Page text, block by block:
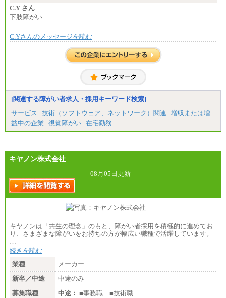
C.Y さん
下肢障がい
C.Yさんのメッセージを読む
[関連する障がい者求人・採用キーワード検索]
サービス
技術（ソフトウェア、ネットワーク）関連
増収または増
益中の企業
視覚障がい 在宅勤務
キヤノン株式会社
08月05日更新
キヤノンは「共生の理念」のもと、障がい者採用を積極的に進めてお
り、さまざまな障がいをお持ちの方が幅広い職種で活躍しています。
…
続きを読む
業種
メーカー
新卒／中途
中途のみ
募集職種
中途： ■事務職 ■技術職